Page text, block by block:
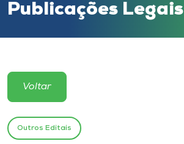
Atendimento ao Estudante
Portal de Ensino
Publicações Legais
Voltar
Outros Editais